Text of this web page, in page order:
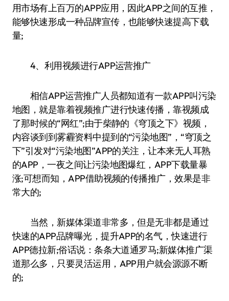
用市场有上百万的APP应用，因此APP之间的互推，
能够快速形成一种品牌宣传，也能够快速提高下载
量;
4、利用视频进行APP运营推广
相信APP运营推广人员都知道有一款APP叫污染
地图，就是靠着视频推广进行快速传播，靠视频成
了那时候的“网红”;由于柴静的《穹顶之下》视频，
内容谈到到雾霾资料中提到的“污染地图”，“穹顶之
下”引发对“污染地图”APP的关注，让本来无人耳熟
的APP，一夜之间让污染地图爆红，APP下载量暴
涨;可想而知，APP借助视频的传播推广，效果是非
常大的;
当然，新媒体渠道非常多，但是无非都是通过
快速的APP品牌曝光，提升APP的名气，快速进行
APP德拉新;俗话说：条条大道通罗马;新媒体推广渠
道那么多，只要灵活运用，APP用户就会源源不断
的;